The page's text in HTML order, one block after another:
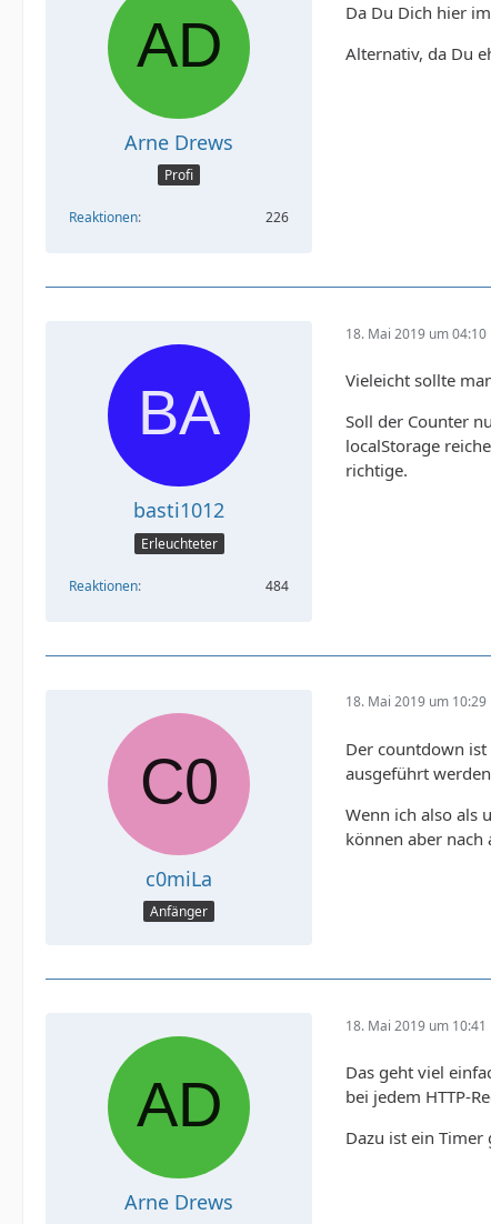
Arne Drews
Profi
Reaktionen 226
Da Du Dich hier
Alternativ, da Du
basti1012
Erleuchteter
Reaktionen 484
18. Mai 2019 um 04:10
Vieleicht sollte
Soll der Counter
localStorage
richtige.
c0miLa
Anfänger
18. Mai 2019 um 10:29
Der countdown
ausgeführt
Wenn ich also als
können aber nach
Arne Drews
18. Mai 2019 um 10:41
Das geht viel
bei jedem HTTP-
Dazu ist ein